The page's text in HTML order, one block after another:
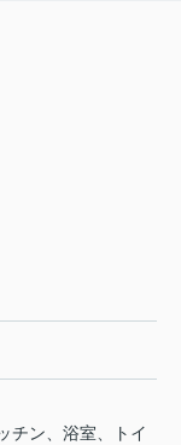
チン、浴室、トイ